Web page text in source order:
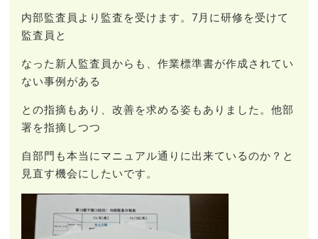
内部監査員より監査を受けます。7月に研修を受けて
監査員と
なった新人監査員からも、作業標準書が作成されてい
ない事例がある
との指摘もあり、改善を求める姿もありました。他部
署を指摘しつつ
自部門も本当にマニュアル通りに出来ているのか？と
見直す機会にしたいです。